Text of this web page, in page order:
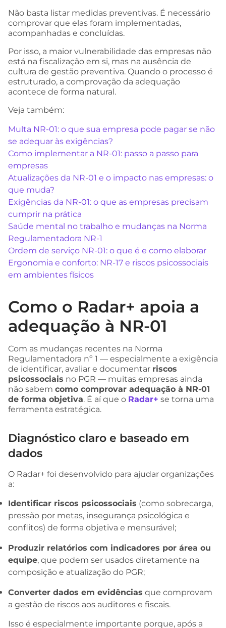
Não basta listar medidas preventivas. É necessário
comprovar que elas foram implementadas,
acompanhadas e concluídas.
Por isso, a maior vulnerabilidade das empresas não
está na fiscalização em si, mas na ausência de
cultura de gestão preventiva. Quando o processo é
estruturado, a comprovação da adequação
acontece de forma natural.
Veja também:
Multa NR-01: o que sua empresa pode pagar se não
se adequar às exigências?
Como implementar a NR-01: passo a passo para
empresas
Atualizações da NR-01 e o impacto nas empresas: o
que muda?
Exigências da NR-01: o que as empresas precisam
cumprir na prática
Saúde mental no trabalho e mudanças na Norma
Regulamentadora NR-1
Ordem de serviço NR-01: o que é e como elaborar
Ergonomia e conforto: NR-17 e riscos psicossociais
em ambientes físicos
Como o Radar+ apoia a
adequação à NR-01
Com as mudanças recentes na Norma
Regulamentadora nº 1 — especialmente a exigência
de identificar, avaliar e documentar riscos
psicossociais no PGR — muitas empresas ainda
não sabem como comprovar adequação à NR-01
de forma objetiva. É aí que o Radar+ se torna uma
ferramenta estratégica.
Diagnóstico claro e baseado em
dados
O Radar+ foi desenvolvido para ajudar organizações
a:
Identificar riscos psicossociais (como sobrecarga,
pressão por metas, insegurança psicológica e
conflitos) de forma objetiva e mensurável;
Produzir relatórios com indicadores por área ou
equipe, que podem ser usados diretamente na
composição e atualização do PGR;
Converter dados em evidências que comprovam
a gestão de riscos aos auditores e fiscais.
Isso é especialmente importante porque, após a